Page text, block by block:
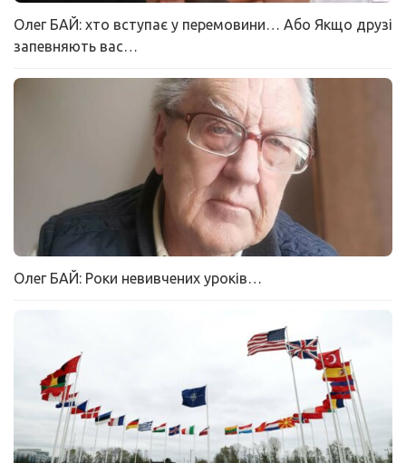
Олег БАЙ: хто вступає у перемовини… Або Якщо друзі
запевняють вас…
Олег БАЙ: Роки невивчених уроків…